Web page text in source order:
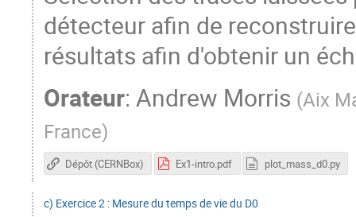
détecteur afin de
résultats afin d'obtenir un
Orateur:Andrew Morris (Aix
France)
Dépôt (CERNBox) Ex1-intro.pdf plot_mass_d0.py
c) Exercice 2 : Mesure du temps de vie du D0